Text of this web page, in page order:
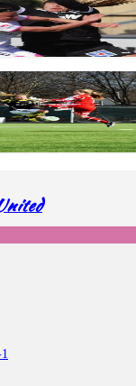
– QBIK
IF